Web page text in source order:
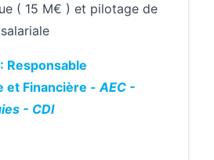
( 15 M€ ) et pilotage de
Responsable
et Financière -AEC -
- CDI